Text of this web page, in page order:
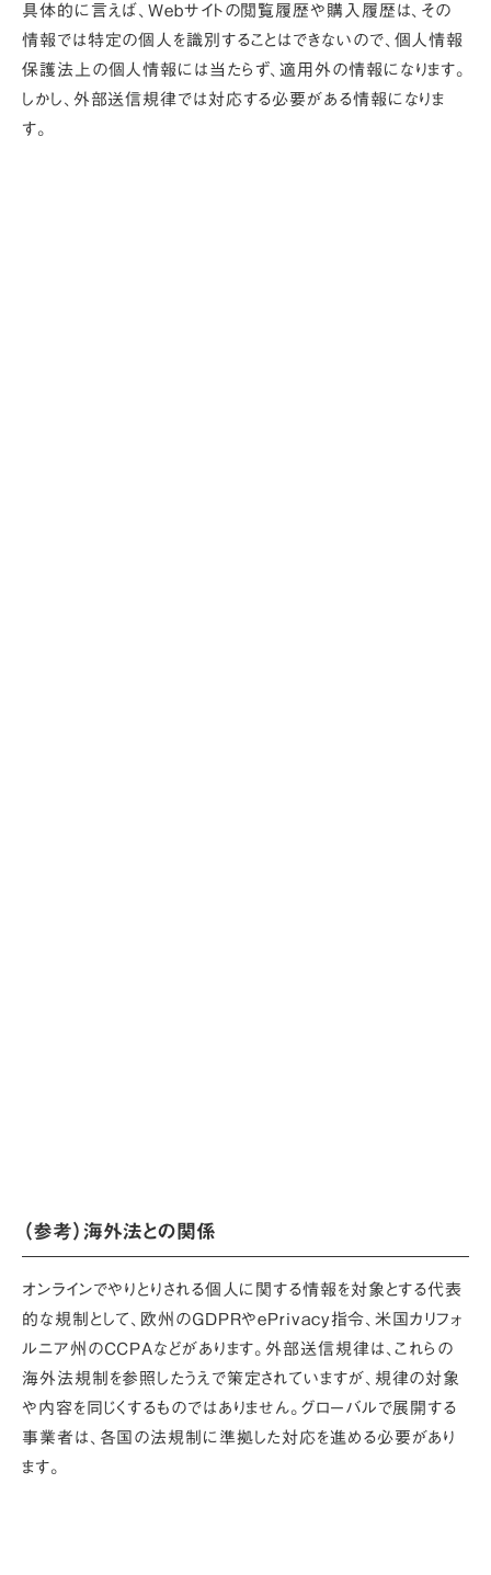
具体的に言えば、Webサイトの閲覧履歴や購入履歴は、その
情報では特定の個人を識別することはできないので、個人情報
保護法上の個人情報には当たらず、適用外の情報になります。
しかし、外部送信規律では対応する必要がある情報になりま
す。
（参考）海外法との関係
オンラインでやりとりされる個人に関する情報を対象とする代表
的な規制として、欧州のGDPRやePrivacy指令、米国カリフォ
ルニア州のCCPAなどがあります。外部送信規律は、これらの
海外法規制を参照したうえで策定されていますが、規律の対象
や内容を同じくするものではありません。グローバルで展開する
事業者は、各国の法規制に準拠した対応を進める必要があり
ます。